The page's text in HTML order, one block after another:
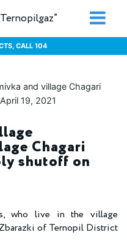
CALL 104
Chagari
shutoff on
who live in the village
of Ternopil District